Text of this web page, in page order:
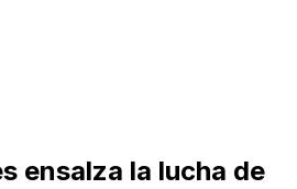
ensalza la lucha de